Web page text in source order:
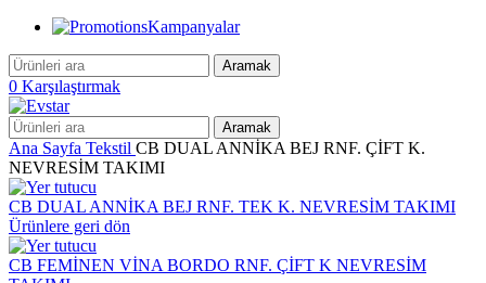
Kampanyalar
Aramak
0 Karşılaştırmak
Aramak
Ana Sayfa Tekstil CB DUAL ANNİKA BEJ RNF. ÇİFT K.
NEVRESİM TAKIMI
CB DUAL ANNİKA BEJ RNF. TEK K. NEVRESİM TAKIMI
Ürünlere geri dön
CB FEMİNEN VİNA BORDO RNF. ÇİFT K NEVRESİM